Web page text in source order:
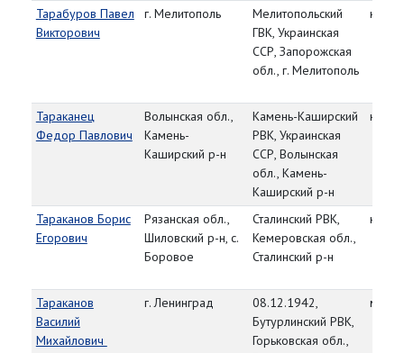
Тарабуров Павел
Викторович
г. Мелитополь
Мелитопольский
ГВК, Украинская
ССР, Запорожская
обл., г. Мелитополь
Тараканец
Федор Павлович
Волынская обл.,
Камень-
Каширский р-н
Камень-Каширский
РВК, Украинская
ССР, Волынская
обл., Камень-
Каширский р-н
Тараканов Борис
Егорович
Рязанская обл.,
Шиловский р-н, с.
Боровое
Сталинский РВК,
Кемеровская обл.,
Сталинский р-н
Тараканов
Василий
Михайлович
г. Ленинград
08.12.1942,
Бутурлинский РВК,
Горьковская обл.,
мл.